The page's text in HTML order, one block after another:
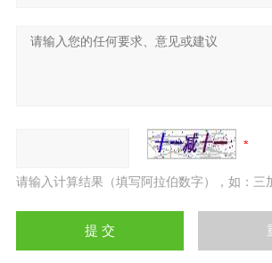
请输入计算结果（填写阿拉伯数字），如：三